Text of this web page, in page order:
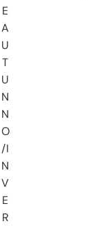
E
A
U
T
U
N
N
O
/I
N
V
E
R